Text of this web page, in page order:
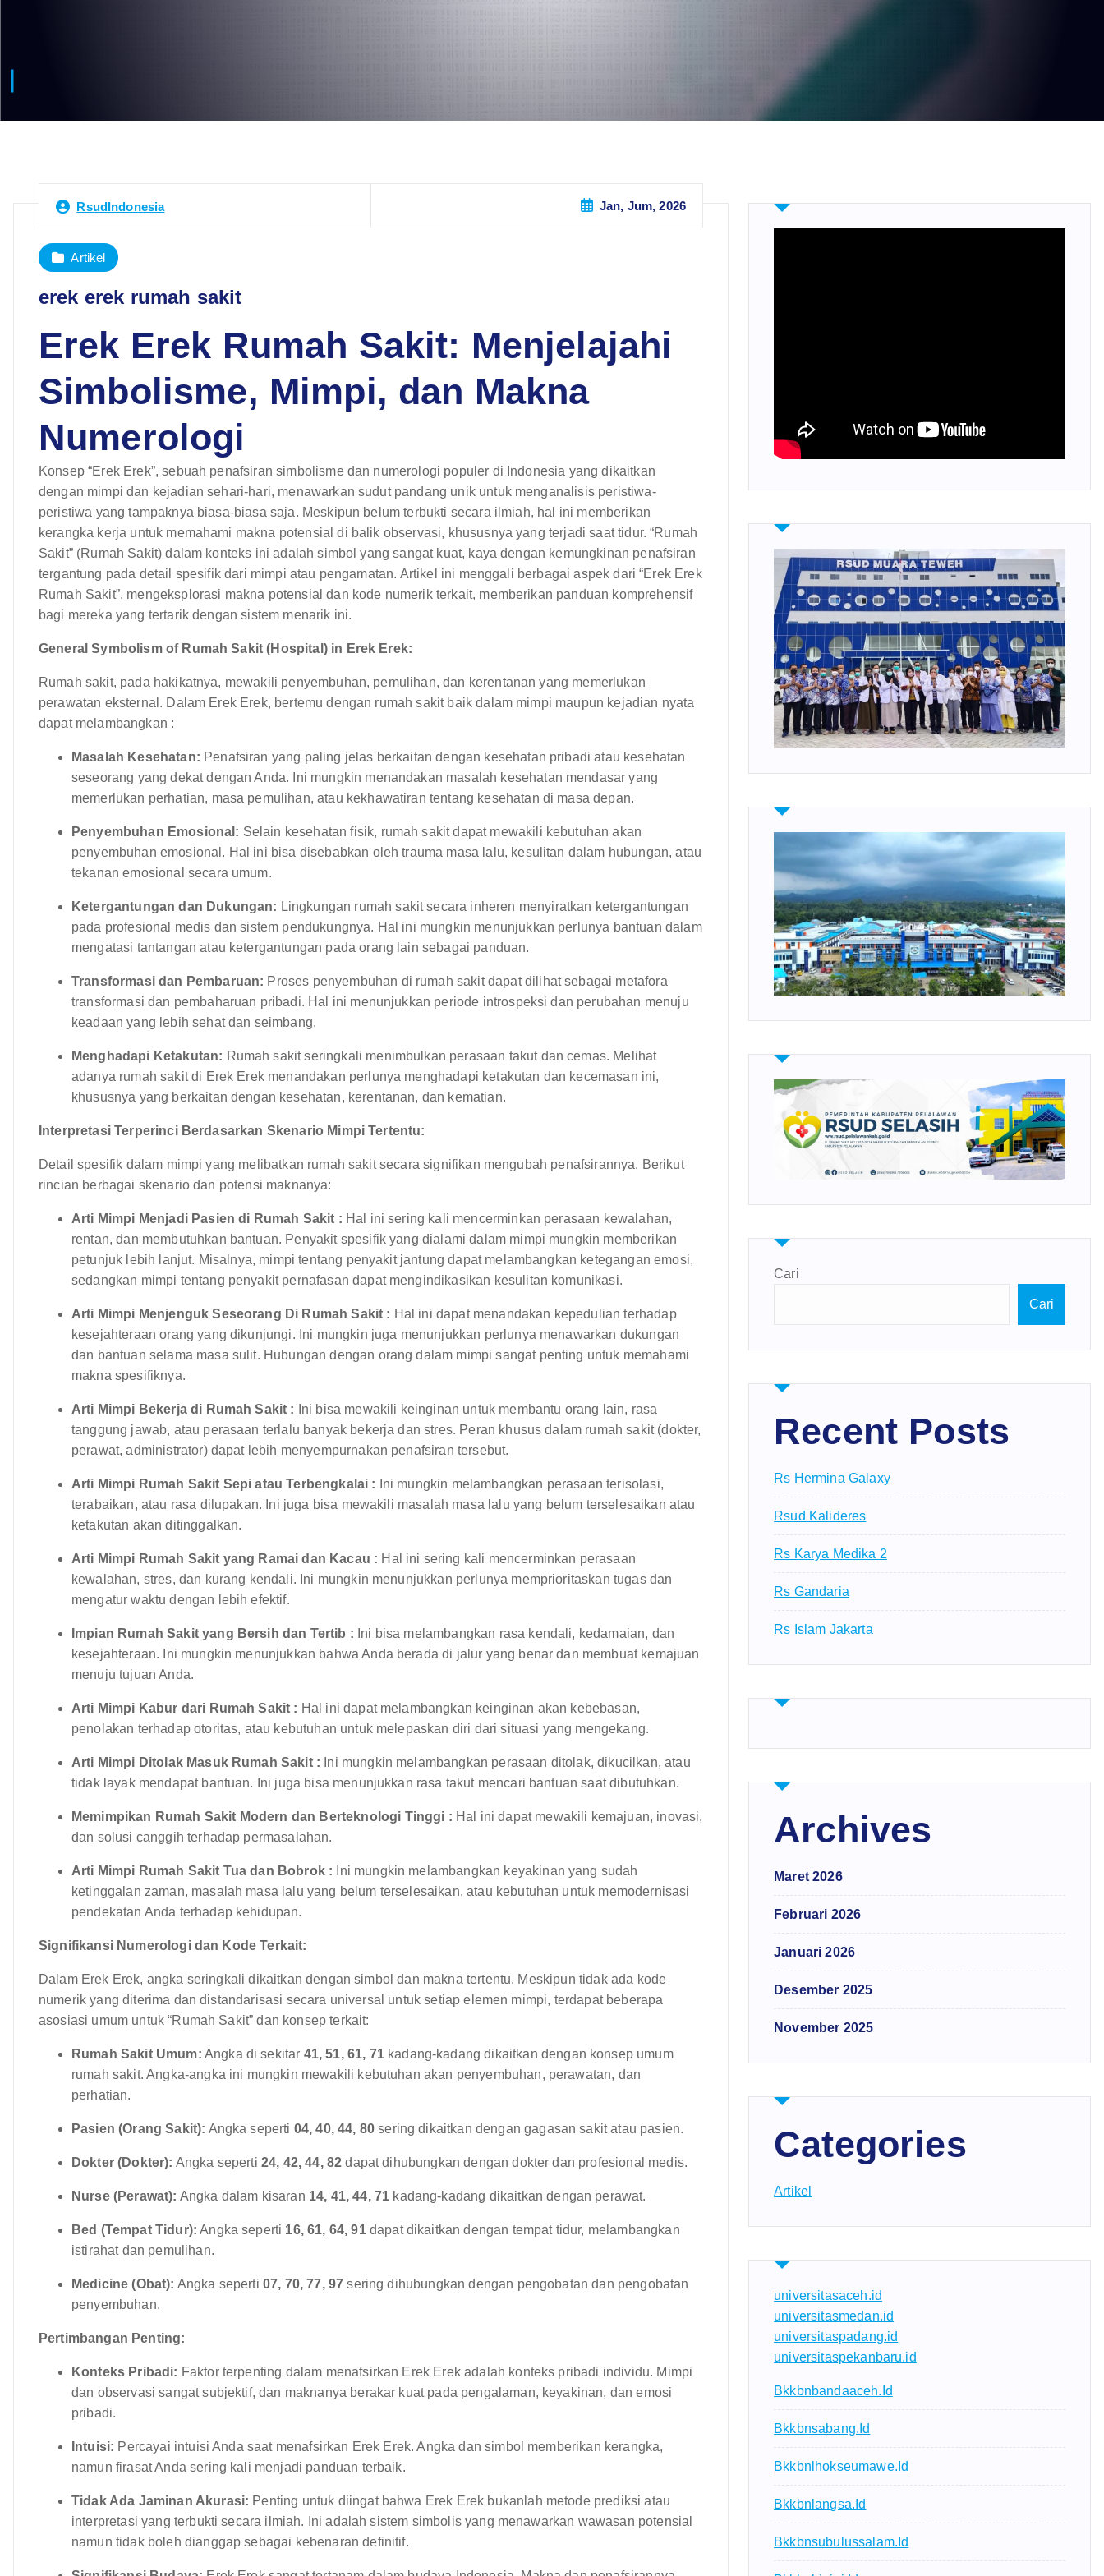
RsudIndonesia Jan, Jum, 2026
Artikel
erek erek rumah sakit
Erek Erek Rumah Sakit: Menjelajahi
Simbolisme, Mimpi, dan Makna
Numerologi
Konsep “Erek Erek”, sebuah penafsiran simbolisme dan numerologi populer di Indonesia yang dikaitkan
dengan mimpi dan kejadian sehari-hari, menawarkan sudut pandang unik untuk menganalisis peristiwa-
peristiwa yang tampaknya biasa-biasa saja. Meskipun belum terbukti secara ilmiah, hal ini memberikan
kerangka kerja untuk memahami makna potensial di balik observasi, khususnya yang terjadi saat tidur. “Rumah
Sakit” (Rumah Sakit) dalam konteks ini adalah simbol yang sangat kuat, kaya dengan kemungkinan penafsiran
tergantung pada detail spesifik dari mimpi atau pengamatan. Artikel ini menggali berbagai aspek dari “Erek Erek
Rumah Sakit”, mengeksplorasi makna potensial dan kode numerik terkait, memberikan panduan komprehensif
bagi mereka yang tertarik dengan sistem menarik ini.
General Symbolism of Rumah Sakit (Hospital) in Erek Erek:
Rumah sakit, pada hakikatnya, mewakili penyembuhan, pemulihan, dan kerentanan yang memerlukan
perawatan eksternal. Dalam Erek Erek, bertemu dengan rumah sakit baik dalam mimpi maupun kejadian nyata
dapat melambangkan :
Masalah Kesehatan: Penafsiran yang paling jelas berkaitan dengan kesehatan pribadi atau kesehatan
seseorang yang dekat dengan Anda. Ini mungkin menandakan masalah kesehatan mendasar yang
memerlukan perhatian, masa pemulihan, atau kekhawatiran tentang kesehatan di masa depan.
Penyembuhan Emosional: Selain kesehatan fisik, rumah sakit dapat mewakili kebutuhan akan
penyembuhan emosional. Hal ini bisa disebabkan oleh trauma masa lalu, kesulitan dalam hubungan, atau
tekanan emosional secara umum.
Ketergantungan dan Dukungan: Lingkungan rumah sakit secara inheren menyiratkan ketergantungan
pada profesional medis dan sistem pendukungnya. Hal ini mungkin menunjukkan perlunya bantuan dalam
mengatasi tantangan atau ketergantungan pada orang lain sebagai panduan.
Transformasi dan Pembaruan: Proses penyembuhan di rumah sakit dapat dilihat sebagai metafora
transformasi dan pembaharuan pribadi. Hal ini menunjukkan periode introspeksi dan perubahan menuju
keadaan yang lebih sehat dan seimbang.
Menghadapi Ketakutan: Rumah sakit seringkali menimbulkan perasaan takut dan cemas. Melihat
adanya rumah sakit di Erek Erek menandakan perlunya menghadapi ketakutan dan kecemasan ini,
khususnya yang berkaitan dengan kesehatan, kerentanan, dan kematian.
Interpretasi Terperinci Berdasarkan Skenario Mimpi Tertentu:
Detail spesifik dalam mimpi yang melibatkan rumah sakit secara signifikan mengubah penafsirannya. Berikut
rincian berbagai skenario dan potensi maknanya:
Arti Mimpi Menjadi Pasien di Rumah Sakit : Hal ini sering kali mencerminkan perasaan kewalahan,
rentan, dan membutuhkan bantuan. Penyakit spesifik yang dialami dalam mimpi mungkin memberikan
petunjuk lebih lanjut. Misalnya, mimpi tentang penyakit jantung dapat melambangkan ketegangan emosi,
sedangkan mimpi tentang penyakit pernafasan dapat mengindikasikan kesulitan komunikasi.
Arti Mimpi Menjenguk Seseorang Di Rumah Sakit : Hal ini dapat menandakan kepedulian terhadap
kesejahteraan orang yang dikunjungi. Ini mungkin juga menunjukkan perlunya menawarkan dukungan
dan bantuan selama masa sulit. Hubungan dengan orang dalam mimpi sangat penting untuk memahami
makna spesifiknya.
Arti Mimpi Bekerja di Rumah Sakit : Ini bisa mewakili keinginan untuk membantu orang lain, rasa
tanggung jawab, atau perasaan terlalu banyak bekerja dan stres. Peran khusus dalam rumah sakit (dokter,
perawat, administrator) dapat lebih menyempurnakan penafsiran tersebut.
Arti Mimpi Rumah Sakit Sepi atau Terbengkalai : Ini mungkin melambangkan perasaan terisolasi,
terabaikan, atau rasa dilupakan. Ini juga bisa mewakili masalah masa lalu yang belum terselesaikan atau
ketakutan akan ditinggalkan.
Arti Mimpi Rumah Sakit yang Ramai dan Kacau : Hal ini sering kali mencerminkan perasaan
kewalahan, stres, dan kurang kendali. Ini mungkin menunjukkan perlunya memprioritaskan tugas dan
mengatur waktu dengan lebih efektif.
Impian Rumah Sakit yang Bersih dan Tertib : Ini bisa melambangkan rasa kendali, kedamaian, dan
kesejahteraan. Ini mungkin menunjukkan bahwa Anda berada di jalur yang benar dan membuat kemajuan
menuju tujuan Anda.
Arti Mimpi Kabur dari Rumah Sakit : Hal ini dapat melambangkan keinginan akan kebebasan,
penolakan terhadap otoritas, atau kebutuhan untuk melepaskan diri dari situasi yang mengekang.
Arti Mimpi Ditolak Masuk Rumah Sakit : Ini mungkin melambangkan perasaan ditolak, dikucilkan, atau
tidak layak mendapat bantuan. Ini juga bisa menunjukkan rasa takut mencari bantuan saat dibutuhkan.
Memimpikan Rumah Sakit Modern dan Berteknologi Tinggi : Hal ini dapat mewakili kemajuan, inovasi,
dan solusi canggih terhadap permasalahan.
Arti Mimpi Rumah Sakit Tua dan Bobrok : Ini mungkin melambangkan keyakinan yang sudah
ketinggalan zaman, masalah masa lalu yang belum terselesaikan, atau kebutuhan untuk memodernisasi
pendekatan Anda terhadap kehidupan.
Signifikansi Numerologi dan Kode Terkait:
Dalam Erek Erek, angka seringkali dikaitkan dengan simbol dan makna tertentu. Meskipun tidak ada kode
numerik yang diterima dan distandarisasi secara universal untuk setiap elemen mimpi, terdapat beberapa
asosiasi umum untuk “Rumah Sakit” dan konsep terkait:
Rumah Sakit Umum: Angka di sekitar 41, 51, 61, 71kadang-kadang dikaitkan dengan konsep umum
rumah sakit. Angka-angka ini mungkin mewakili kebutuhan akan penyembuhan, perawatan, dan
perhatian.
Pasien (Orang Sakit): Angka seperti 04, 40, 44, 80 sering dikaitkan dengan gagasan sakit atau pasien.
Dokter (Dokter): Angka seperti 24, 42, 44, 82 dapat dihubungkan dengan dokter dan profesional medis.
Nurse (Perawat): Angka dalam kisaran 14, 41, 44, 71 kadang-kadang dikaitkan dengan perawat.
Bed (Tempat Tidur): Angka seperti 16, 61, 64, 91dapat dikaitkan dengan tempat tidur, melambangkan
istirahat dan pemulihan.
Medicine (Obat): Angka seperti 07, 70, 77, 97 sering dihubungkan dengan pengobatan dan pengobatan
penyembuhan.
Pertimbangan Penting:
Konteks Pribadi: Faktor terpenting dalam menafsirkan Erek Erek adalah konteks pribadi individu. Mimpi
dan observasi sangat subjektif, dan maknanya berakar kuat pada pengalaman, keyakinan, dan emosi
pribadi.
Intuisi: Percayai intuisi Anda saat menafsirkan Erek Erek. Angka dan simbol memberikan kerangka,
namun firasat Anda sering kali menjadi panduan terbaik.
Tidak Ada Jaminan Akurasi: Penting untuk diingat bahwa Erek Erek bukanlah metode prediksi atau
interpretasi yang terbukti secara ilmiah. Ini adalah sistem simbolis yang menawarkan wawasan potensial
namun tidak boleh dianggap sebagai kebenaran definitif.
Cari
Cari
Recent Posts
Rs Hermina Galaxy
Rsud Kalideres
Rs Karya Medika 2
Rs Gandaria
Rs Islam Jakarta
Archives
Maret 2026
Februari 2026
Januari 2026
Desember 2025
November 2025
Categories
Artikel
universitasaceh.id
universitasmedan.id
universitaspadang.id
universitaspekanbaru.id
Bkkbnbandaaceh.id
Bkkbnsabang.id
Bkkbnlhokseumawe.id
Bkkbnlangsa.id
Bkkbnsubulussalam.id